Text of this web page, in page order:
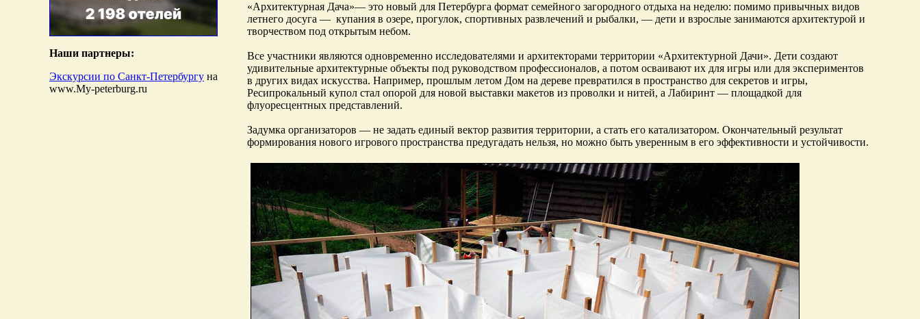
Наши партнеры:
Экскурсии по Санкт-Петербургу на
www.My-peterburg.ru
«Архитектурная Дача»— это новый для Петербурга формат семейного загородного отдыха на неделю: помимо привычных видов
летнего досуга — купания в озере, прогулок, спортивных развлечений и рыбалки, — дети и взрослые занимаются архитектурой и
творчеством под открытым небом.
Все участники являются одновременно исследователями и архитекторами территории «Архитектурной Дачи». Дети создают
удивительные архитектурные объекты под руководством профессионалов, а потом осваивают их для игры или для экспериментов
в других видах искусства. Например, прошлым летом Дом на дереве превратился в пространство для секретов и игры,
Ресипрокальный купол стал опорой для новой выставки макетов из проволки и нитей, а Лабиринт — площадкой для
флуоресцентных представлений.
Задумка организаторов — не задать единый вектор развития территории, а стать его катализатором. Окончательный результат
формирования нового игрового пространства предугадать нельзя, но можно быть уверенным в его эффективности и устойчивости.